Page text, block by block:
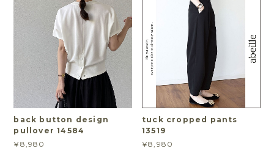
back button design
pullover 14584
¥8,980
tuck cropped pants
13519
¥8,980